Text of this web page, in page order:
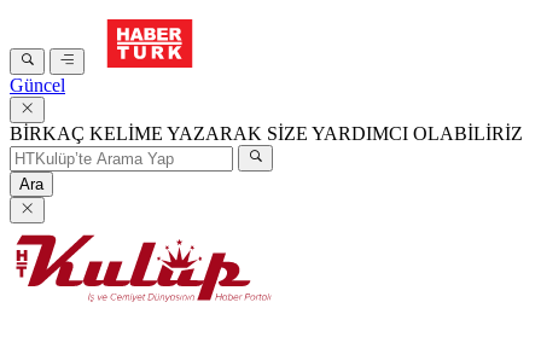
Güncel
BİRKAÇ KELİME YAZARAK SİZE YARDIMCI OLABİLİRİZ
Ara